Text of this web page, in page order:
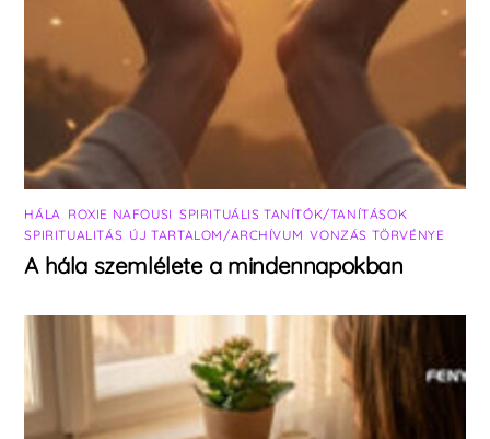
HÁLA ROXIE NAFOUSI SPIRITUÁLIS TANÍTÓK/TANÍTÁSOK
SPIRITUALITÁS ÚJ TARTALOM/ARCHÍVUM ,VONZÁS TÖRVÉNYE
A hála szemlélete a mindennapokban